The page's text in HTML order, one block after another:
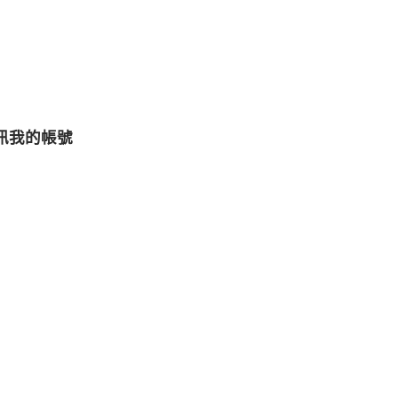
我的帳號